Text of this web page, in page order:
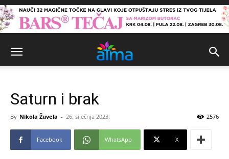
Saturn i brak
By Nikola Žuvela - 26. siječnja 2023. 2576
Facebook WhatsApp X